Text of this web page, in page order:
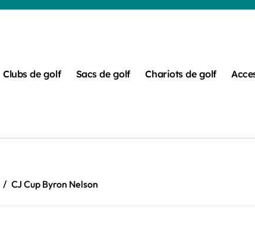
Clubs de golf Sacs de golf Chariots de golf
CJ Cup Byron Nelson